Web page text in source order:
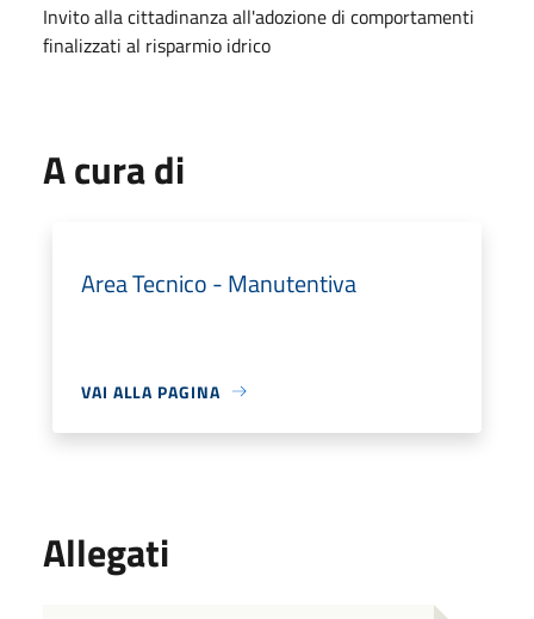
Invito alla cittadinanza all'adozione di comportamenti
finalizzati al risparmio idrico
A cura di
Area Tecnico - Manutentiva
VAI ALLA PAGINA
Allegati